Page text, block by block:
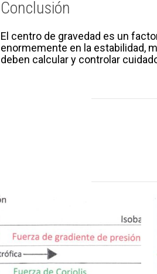
Conclusión
El centro de gravedad es un
enormemente en la estabilidad,
deben calcular y controlar